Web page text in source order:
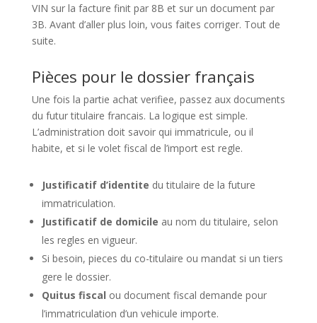
VIN sur la facture finit par 8B et sur un document par
3B. Avant d’aller plus loin, vous faites corriger. Tout de
suite.
Pièces pour le dossier français
Une fois la partie achat verifiee, passez aux documents
du futur titulaire francais. La logique est simple.
L’administration doit savoir qui immatricule, ou il
habite, et si le volet fiscal de l’import est regle.
Justificatif d’identite du titulaire de la future
immatriculation.
Justificatif de domicile au nom du titulaire, selon
les regles en vigueur.
Si besoin, pieces du co-titulaire ou mandat si un tiers
gere le dossier.
Quitus fiscal ou document fiscal demande pour
l’immatriculation d’un vehicule importe.